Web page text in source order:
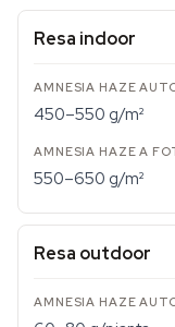
Resa indoor
450–550 g/m²
550–650 g/m²
Resa outdoor